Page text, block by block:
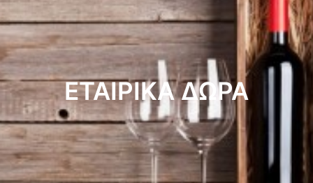
ΜΑΣ ΕΜΠΙΣΤΕΥΟΝΤΑΙ
BLOG
SEARCH
CARTΕΤΑΙΡΙΚΑ ΔΩΡΑ